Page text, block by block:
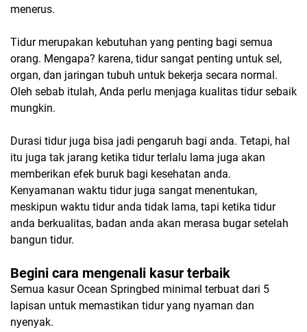
menerus.
Tidur merupakan kebutuhan yang penting bagi semua
orang. Mengapa? karena, tidur sangat penting untuk sel,
organ, dan jaringan tubuh untuk bekerja secara normal.
Oleh sebab itulah, Anda perlu menjaga kualitas tidur sebaik
mungkin.
Durasi tidur juga bisa jadi pengaruh bagi anda. Tetapi, hal
itu juga tak jarang ketika tidur terlalu lama juga akan
memberikan efek buruk bagi kesehatan anda.
Kenyamanan waktu tidur juga sangat menentukan,
meskipun waktu tidur anda tidak lama, tapi ketika tidur
anda berkualitas, badan anda akan merasa bugar setelah
bangun tidur.
Begini cara mengenali kasur terbaik
Semua kasur Ocean Springbed minimal terbuat dari 5
lapisan untuk memastikan tidur yang nyaman dan
nyenyak.